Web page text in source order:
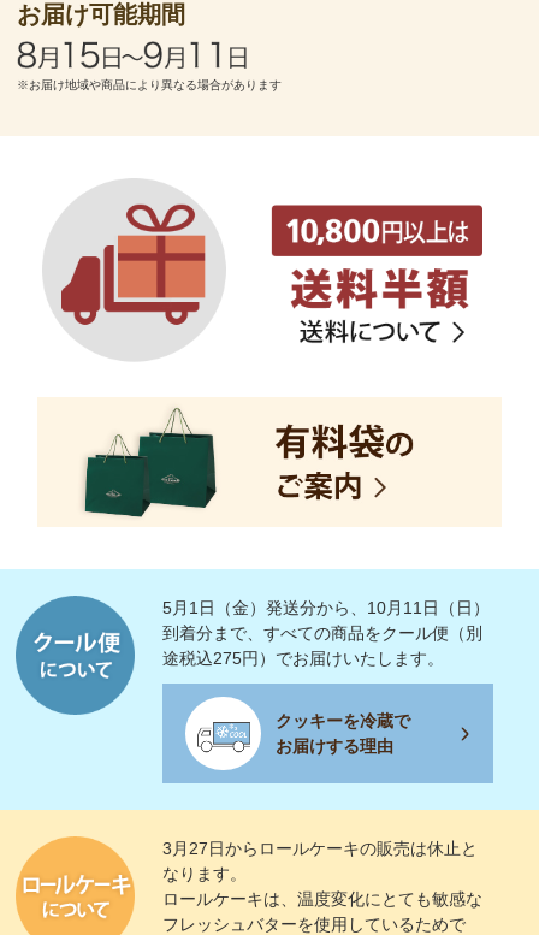
お届け可能期間
※お届け地域や商品により異なる場合があります
5月1日（金）発送分から、10月11日（日）
到着分まで、すべての商品をクール便（別
途税込275円）でお届けいたします。
クッキーを冷蔵で
お届けする理由
3月27日からロールケーキの販売は休止と
なります。
ロールケーキは、温度変化にとても敏感な
フレッシュバターを使用しているためで